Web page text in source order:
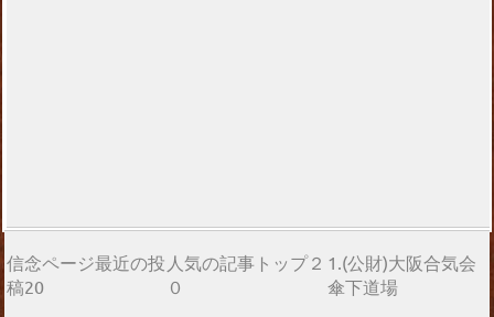
信念ページ最近の投
稿20
人気の記事トップ２
０
1.(公財)大阪合気会
傘下道場